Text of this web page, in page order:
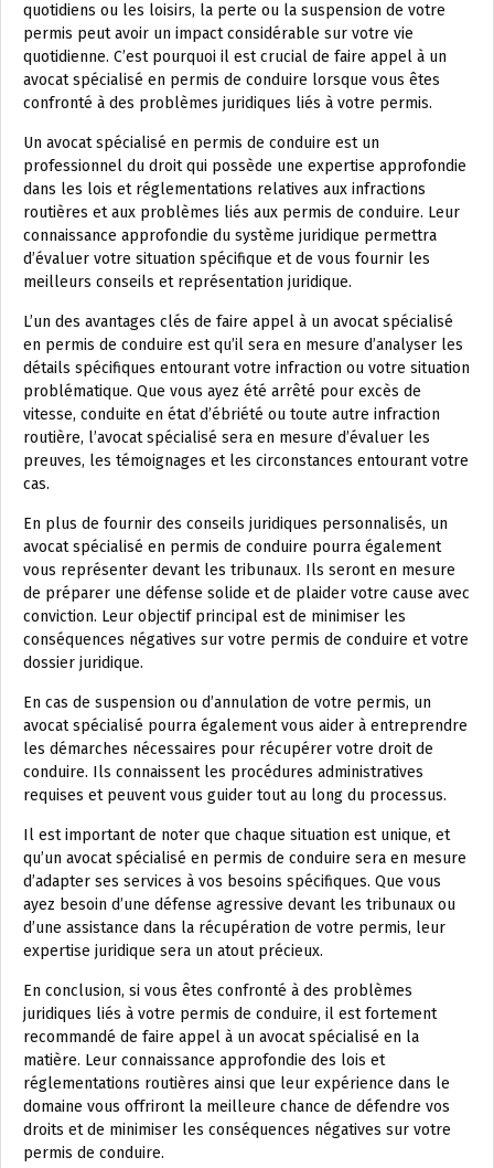
quotidiens ou les loisirs, la perte ou la suspension de votre
permis peut avoir un impact considérable sur votre vie
quotidienne. C’est pourquoi il est crucial de faire appel à un
avocat spécialisé en permis de conduire lorsque vous êtes
confronté à des problèmes juridiques liés à votre permis.
Un avocat spécialisé en permis de conduire est un
professionnel du droit qui possède une expertise approfondie
dans les lois et réglementations relatives aux infractions
routières et aux problèmes liés aux permis de conduire. Leur
connaissance approfondie du système juridique permettra
d’évaluer votre situation spécifique et de vous fournir les
meilleurs conseils et représentation juridique.
L’un des avantages clés de faire appel à un avocat spécialisé
en permis de conduire est qu’il sera en mesure d’analyser les
détails spécifiques entourant votre infraction ou votre situation
problématique. Que vous ayez été arrêté pour excès de
vitesse, conduite en état d’ébriété ou toute autre infraction
routière, l’avocat spécialisé sera en mesure d’évaluer les
preuves, les témoignages et les circonstances entourant votre
cas.
En plus de fournir des conseils juridiques personnalisés, un
avocat spécialisé en permis de conduire pourra également
vous représenter devant les tribunaux. Ils seront en mesure
de préparer une défense solide et de plaider votre cause avec
conviction. Leur objectif principal est de minimiser les
conséquences négatives sur votre permis de conduire et votre
dossier juridique.
En cas de suspension ou d’annulation de votre permis, un
avocat spécialisé pourra également vous aider à entreprendre
les démarches nécessaires pour récupérer votre droit de
conduire. Ils connaissent les procédures administratives
requises et peuvent vous guider tout au long du processus.
Il est important de noter que chaque situation est unique, et
qu’un avocat spécialisé en permis de conduire sera en mesure
d’adapter ses services à vos besoins spécifiques. Que vous
ayez besoin d’une défense agressive devant les tribunaux ou
d’une assistance dans la récupération de votre permis, leur
expertise juridique sera un atout précieux.
En conclusion, si vous êtes confronté à des problèmes
juridiques liés à votre permis de conduire, il est fortement
recommandé de faire appel à un avocat spécialisé en la
matière. Leur connaissance approfondie des lois et
réglementations routières ainsi que leur expérience dans le
domaine vous offriront la meilleure chance de défendre vos
droits et de minimiser les conséquences négatives sur votre
permis de conduire.